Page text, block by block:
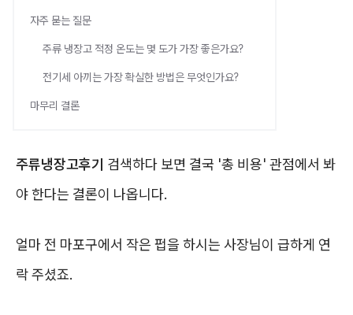
자주 묻는 질문
주류 냉장고 적정 온도는 몇 도가 가장 좋은가요?
전기세 아끼는 가장 확실한 방법은 무엇인가요?
마무리 결론
주류냉장고후기 검색하다 보면 결국 '총 비용' 관점에서 봐
야 한다는 결론이 나옵니다.
얼마 전 마포구에서 작은 펍을 하시는 사장님이 급하게 연
락 주셨죠.